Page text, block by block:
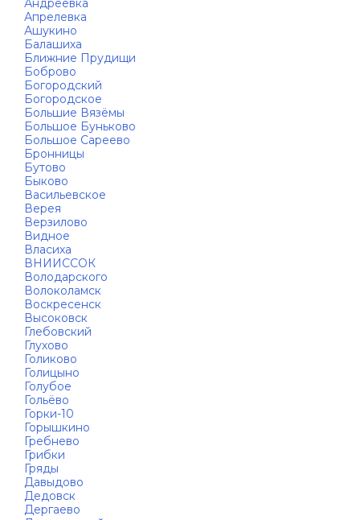
Андреевка
Апрелевка
Ашукино
Балашиха
Ближние Прудищи
Боброво
Богородский
Богородское
Большие Вязёмы
Большое Буньково
Большое Сареево
Бронницы
Бутово
Быково
Васильевское
Верея
Верзилово
Видное
Власиха
ВНИИССОК
Володарского
Волоколамск
Воскресенск
Высоковск
Глебовский
Глухово
Голиково
Голицыно
Голубое
Гольёво
Горки-10
Горышкино
Гребнево
Грибки
Гряды
Давыдово
Дедовск
Дергаево